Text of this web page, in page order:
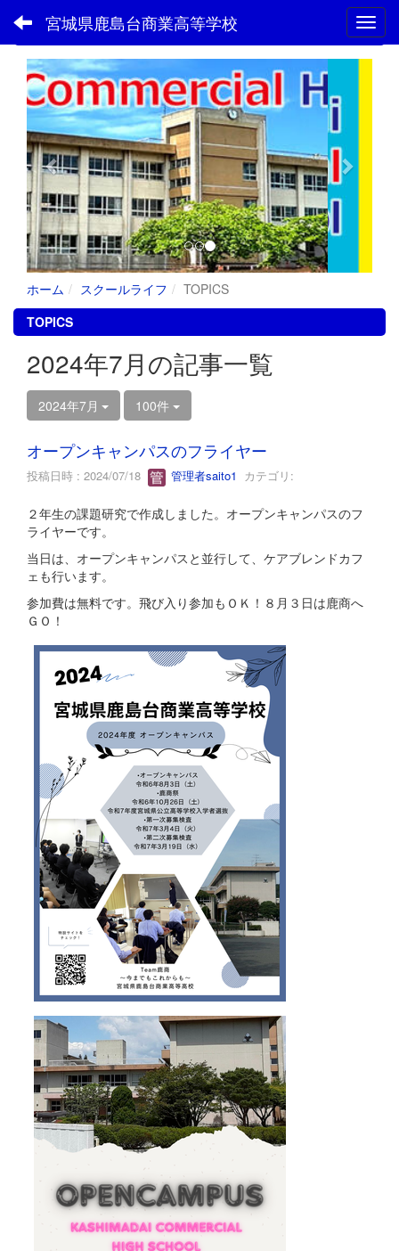
宮城県鹿島台商業高等学校
フォトアルバム
p
r
e
v
i
o
u
s
ホーム スクールライフ
TOPICS
TOPICS
2024年7月の記事一覧
2024年7月 100件
オープンキャンパスのフライヤー
投稿日時 : 2024/07/18 管理者saito1 カテゴリ:
２年生の課題研究で作成しました。オープンキャンパスのフ
ライヤーです。
当日は、オープンキャンパスと並行して、ケアブレンドカフ
ェも行います。
参加費は無料です。飛び入り参加もＯＫ！８月３日は鹿商へ
ＧＯ！